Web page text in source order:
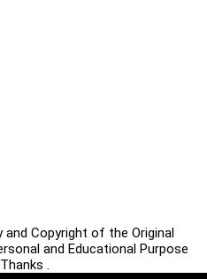
Copyright of the Original
and Educational Purpose
.